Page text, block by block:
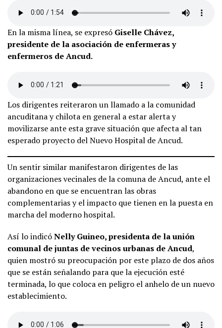
En la misma línea, se expresó Giselle Chávez,
presidente de la asociación de enfermeras y
enfermeros de Ancud.
Los dirigentes reiteraron un llamado a la comunidad
ancuditana y chilota en general a estar alerta y
movilizarse ante esta grave situación que afecta al tan
esperado proyecto del Nuevo Hospital de Ancud.
Un sentir similar manifestaron dirigentes de las
organizaciones vecinales de la comuna de Ancud, ante el
abandono en que se encuentran las obras
complementarias y el impacto que tienen en la puesta en
marcha del moderno hospital.
Así lo indicóNelly Guineo, presidenta de la unión
comunal de juntas de vecinos urbanas de Ancud,
quien mostró su preocupación por este plazo de dos años
que se están señalando para que la ejecución esté
terminada, lo que coloca en peligro el anhelo de un nuevo
establecimiento.